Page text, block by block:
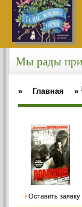
Мы рады
» Главная »
Оставить заявку